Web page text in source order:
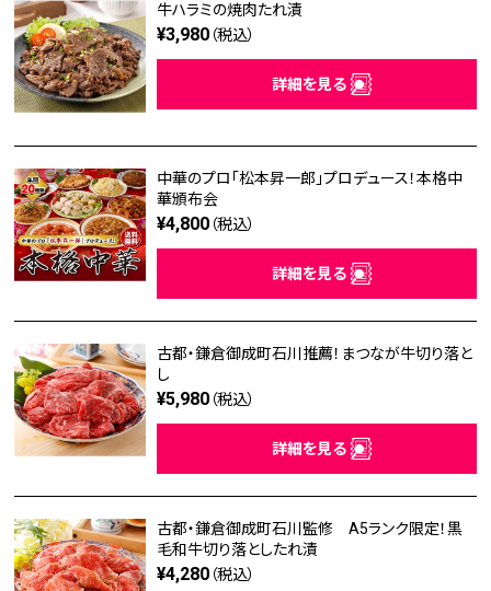
牛ハラミの焼肉たれ漬
¥3,980 （税込）
詳細を見る
中華のプロ「松本昇一郎」プロデュース！本格中
華頒布会
¥4,800 （税込）
詳細を見る
古都・鎌倉御成町石川推薦！まつなが牛切り落と
し
¥5,980 （税込）
詳細を見る
古都・鎌倉御成町石川監修 A5ランク限定！黒
毛和牛切り落としたれ漬
¥4,280 （税込）